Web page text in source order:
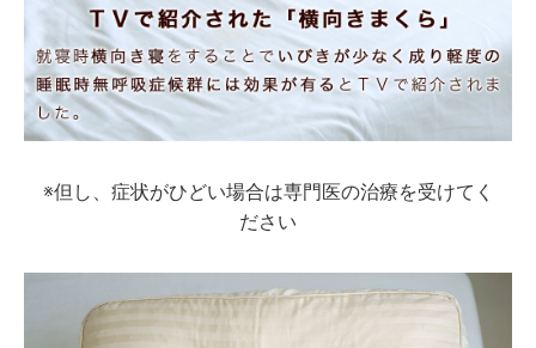
※但し、症状がひどい場合は専門医の治療を受けてく
ださい